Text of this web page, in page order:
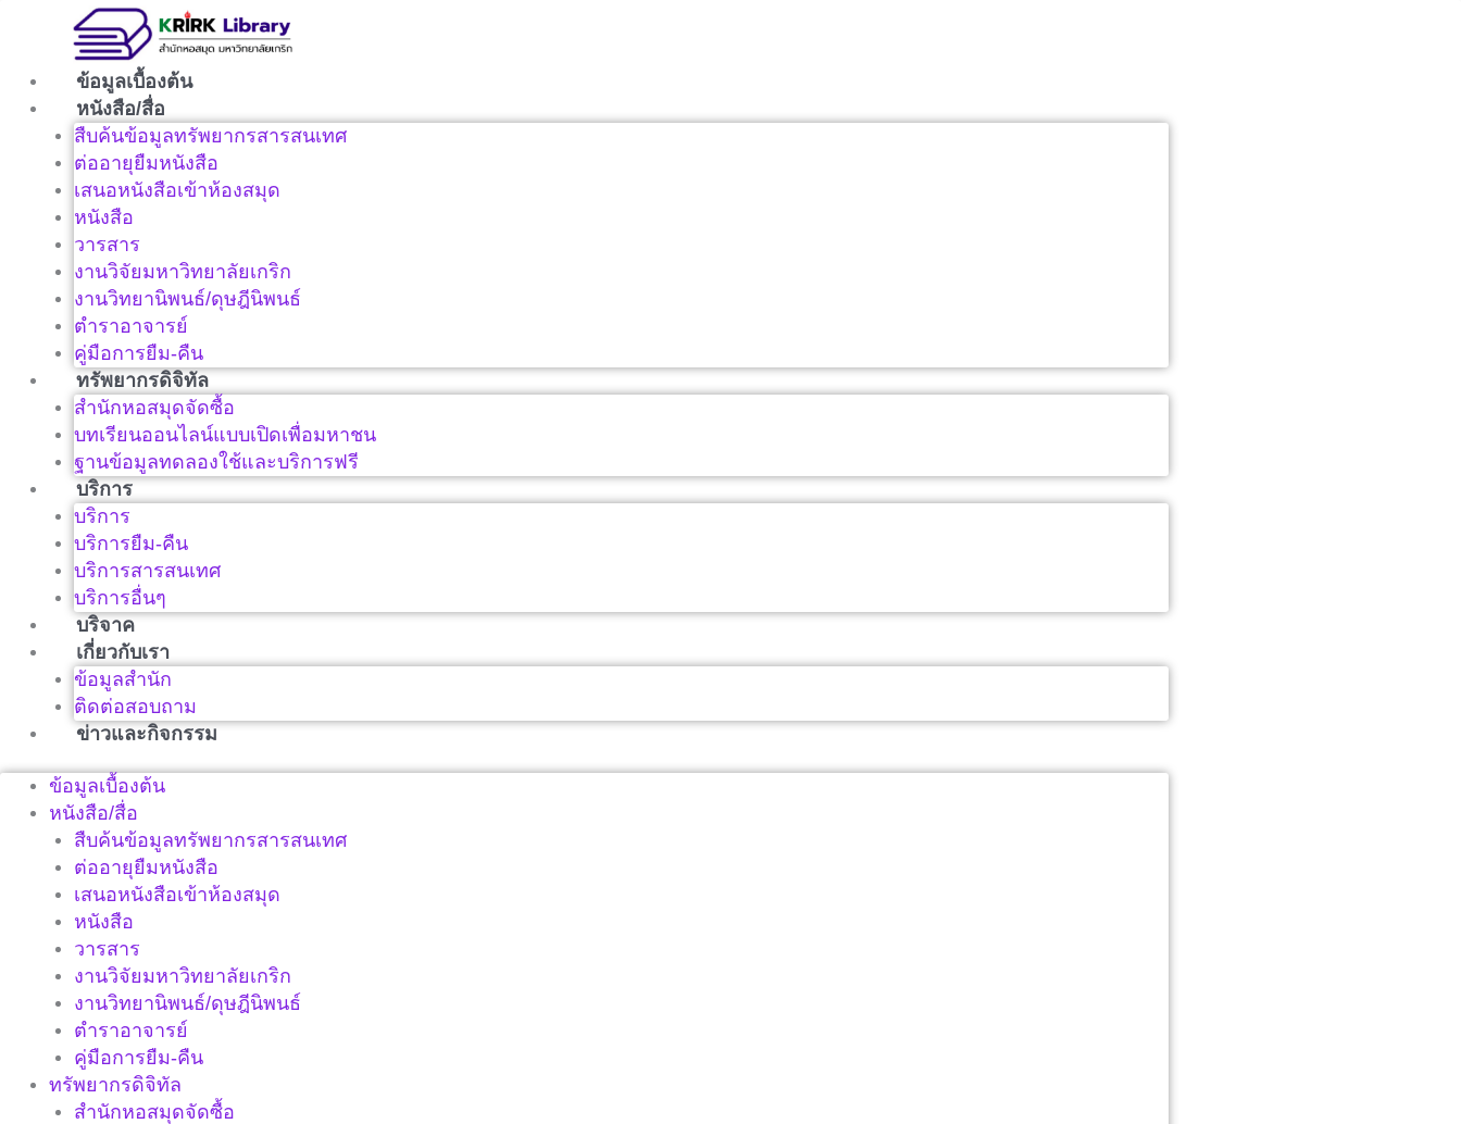
ข้อมูลเบื้องต้น
หนังสือ/สื่อ
สืบค้นข้อมูลทรัพยากรสารสนเทศ
ต่ออายุยืมหนังสือ
เสนอหนังสือเข้าห้องสมุด
หนังสือ
วารสาร
งานวิจัยมหาวิทยาลัยเกริก
งานวิทยานิพนธ์/ดุษฎีนิพนธ์
ตำราอาจารย์
คู่มือการยืม-คืน
ทรัพยากรดิจิทัล
สำนักหอสมุดจัดซื้อ
บทเรียนออนไลน์แบบเปิดเพื่อมหาชน
ฐานข้อมูลทดลองใช้และบริการฟรี
บริการ
บริการ
บริการยืม-คืน
บริการสารสนเทศ
บริการอื่นๆ
บริจาค
เกี่ยวกับเรา
ข้อมูลสำนัก
ติดต่อสอบถาม
ข่าวและกิจกรรม
ข้อมูลเบื้องต้น
หนังสือ/สื่อ
สืบค้นข้อมูลทรัพยากรสารสนเทศ
ต่ออายุยืมหนังสือ
เสนอหนังสือเข้าห้องสมุด
หนังสือ
วารสาร
งานวิจัยมหาวิทยาลัยเกริก
งานวิทยานิพนธ์/ดุษฎีนิพนธ์
ตำราอาจารย์
คู่มือการยืม-คืน
ทรัพยากรดิจิทัล
สำนักหอสมุดจัดซื้อ